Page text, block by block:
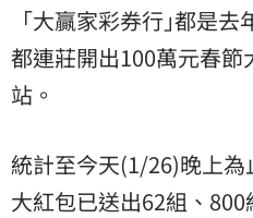
「大贏家彩券行｣都是
都連莊開出100萬元春
站。
統計至今天(1/26)晚上
大紅包已送出62組、